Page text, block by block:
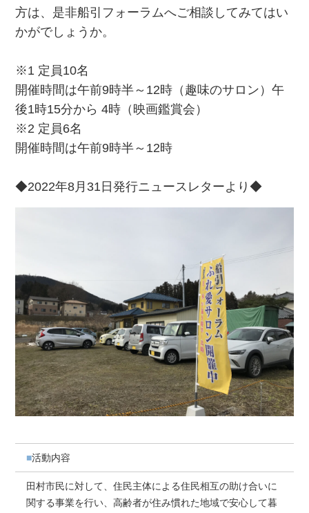
方は、是非船引フォーラムへご相談してみてはい
かがでしょうか。
※1 定員10名
開催時間は午前9時半～12時（趣味のサロン）午
後1時15分から 4時（映画鑑賞会）
※2 定員6名
開催時間は午前9時半～12時
◆2022年8月31日発行ニュースレターより◆
活動内容
田村市民に対して、住民主体による住民相互の助け合いに
関する事業を行い、高齢者が住み慣れた地域で安心して暮